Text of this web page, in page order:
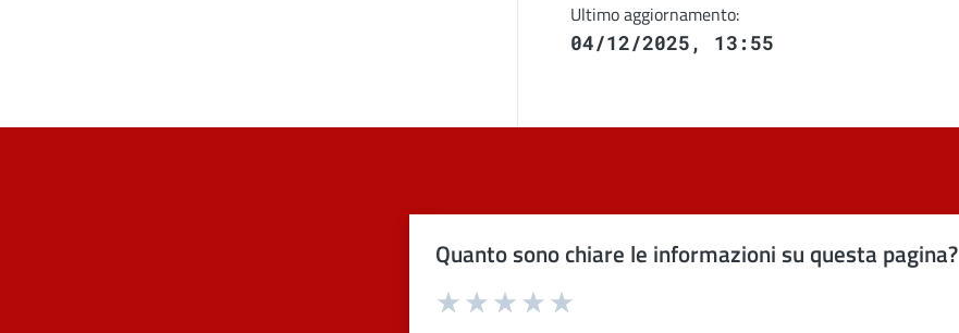
Ultimo aggiornamento:
04/12/2025, 13:55
Quanto sono chiare le informazioni su questa pagina?
Valuta 4 stelle su 5
Valuta 3 stelle su 5
Valuta 2 stelle su 5
Valuta 1 stelle su 5